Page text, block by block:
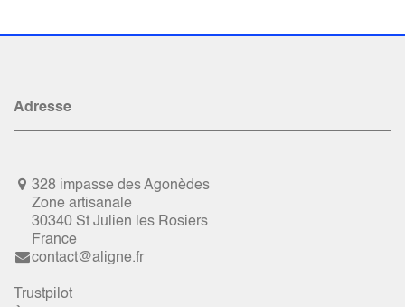
Adresse
328 impasse des Agonèdes
Zone artisanale
30340 St Julien les Rosiers
France
contact@aligne.fr
Trustpilot